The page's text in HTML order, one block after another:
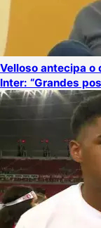
Velloso antecipa o
Inter: “Grandes